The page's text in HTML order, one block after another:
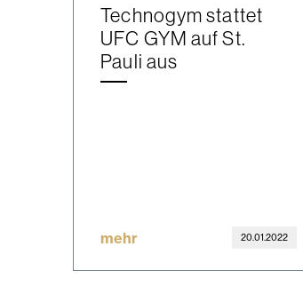
Technogym stattet
UFC GYM auf St.
Pauli aus
mehr 20.01.2022